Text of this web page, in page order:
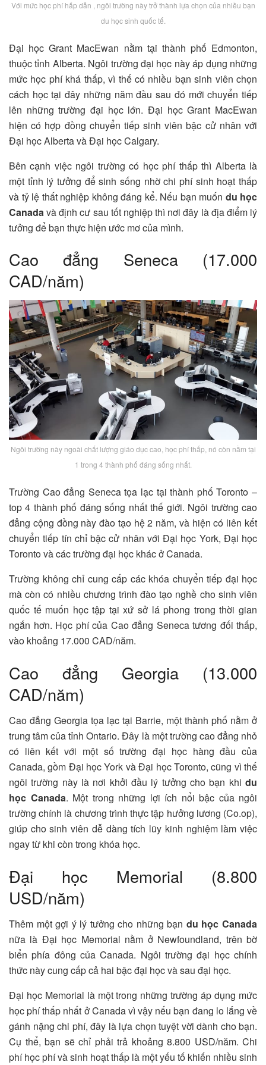
Với mức học phí hấp dẫn , ngôi trường này trở thành lựa chọn của nhiều bạn
du học sinh quốc tế.
Đại học Grant MacEwan nằm tại thành phố Edmonton,
thuộc tỉnh Alberta. Ngôi trường đại học này áp dụng những
mức học phí khá thấp, vì thế có nhiều bạn sinh viên chọn
cách học tại đây những năm đầu sau đó mới chuyển tiếp
lên những trường đại học lớn. Đại học Grant MacEwan
hiện có hợp đồng chuyển tiếp sinh viên bậc cử nhân với
Đại học Alberta và Đại học Calgary.
Bên cạnh việc ngôi trường có học phí thấp thì Alberta là
một tỉnh lý tưởng để sinh sống nhờ chi phí sinh hoạt thấp
và tỷ lệ thất nghiệp không đáng kể. Nếu bạn muốn du học
Canadavà định cư sau tốt nghiệp thì nơi đây là địa điểm lý
tưởng để bạn thực hiện ước mơ của mình.
Cao đẳng Seneca (17.000
CAD/năm)
Ngôi trường này ngoài chất lượng giáo dục cao, học phí thấp, nó còn nằm tại
1 trong 4 thành phố đáng sống nhất.
Trường Cao đẳng Seneca tọa lạc tại thành phố Toronto –
top 4 thành phố đáng sống nhất thế giới. Ngôi trường cao
đẳng cộng đồng này đào tạo hệ 2 năm, và hiện có liên kết
chuyển tiếp tín chỉ bậc cử nhân với Đại học York, Đại học
Toronto và các trường đại học khác ở Canada.
Trường không chỉ cung cấp các khóa chuyển tiếp đại học
mà còn có nhiều chương trình đào tạo nghề cho sinh viên
quốc tế muốn học tập tại xứ sở lá phong trong thời gian
ngắn hơn. Học phí của Cao đẳng Seneca tương đối thấp,
vào khoảng 17.000 CAD/năm.
Cao đẳng Georgia (13.000
CAD/năm)
Cao đẳng Georgia tọa lạc tại Barrie, một thành phố nằm ở
trung tâm của tỉnh Ontario. Đây là một trường cao đẳng nhỏ
có liên kết với một số trường đại học hàng đầu của
Canada, gồm Đại học York và Đại học Toronto, cũng vì thế
ngôi trường này là nơi khởi đầu lý tưởng cho bạn khi du
học Canada. Một trong những lợi ích nổi bậc của ngôi
trường chính là chương trình thực tập hưởng lương (Co.op),
giúp cho sinh viên dễ dàng tích lũy kinh nghiệm làm việc
ngay từ khi còn trong khóa học.
Đại học Memorial (8.800
USD/năm)
Thêm một gợi ý lý tưởng cho những bạn du học Canada
nữa là Đại học Memorial nằm ở Newfoundland, trên bờ
biển phía đông của Canada. Ngôi trường đại học chính
thức này cung cấp cả hai bậc đại học và sau đại học.
Đại học Memorial là một trong những trường áp dụng mức
học phí thấp nhất ở Canada vì vậy nếu bạn đang lo lắng về
gánh nặng chi phí, đây là lựa chọn tuyệt vời dành cho bạn.
Cụ thể, bạn sẽ chỉ phải trả khoảng 8.800 USD/năm. Chi
phí học phí và sinh hoạt thấp là một yếu tố khiến nhiều sinh